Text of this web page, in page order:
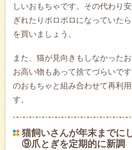
しいおもちゃです。その代わり
ぎれたりボロボロになっていた
を買いましょう。
また、猫が見向きもしなかった
お高い物もあって捨てづらいで
のおもちゃと組み合わせて再利
す。
猫飼いさんが年末までに
⑨爪とぎを定期的に新調